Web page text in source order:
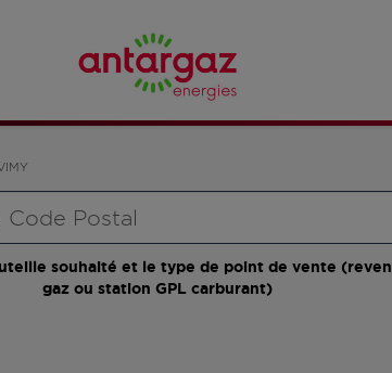
souhaité et le type de point de vente
gaz ou station GPL carburant)